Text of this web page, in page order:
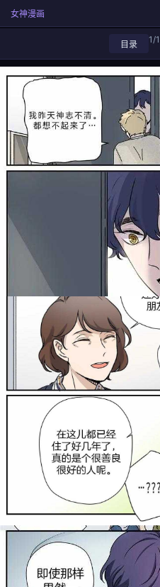
女神漫画
目录 1/1